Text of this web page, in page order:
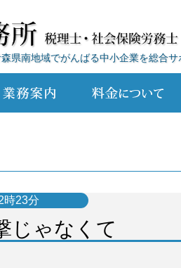
県南地域でがんばる中小企業を総合サ
時23分
じゃなくて